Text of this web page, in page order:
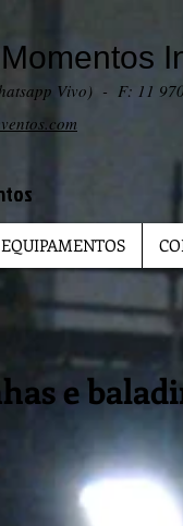
Vivo) - F: 11
EQUIPAMENTOS
e